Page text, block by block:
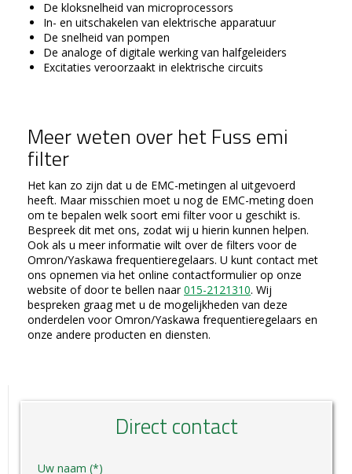
De kloksnelheid van microprocessors
In- en uitschakelen van elektrische apparatuur
De snelheid van pompen
De analoge of digitale werking van halfgeleiders
Excitaties veroorzaakt in elektrische circuits
Meer weten over het Fuss emi
filter
Het kan zo zijn dat u de EMC-metingen al uitgevoerd
heeft. Maar misschien moet u nog de EMC-meting doen
om te bepalen welk soort emi filter voor u geschikt is.
Bespreek dit met ons, zodat wij u hierin kunnen helpen.
Ook als u meer informatie wilt over de filters voor de
Omron/Yaskawa frequentieregelaars. U kunt contact met
ons opnemen via het online contactformulier op onze
website of door te bellen naar015-2121310. Wij
bespreken graag met u de mogelijkheden van deze
onderdelen voor Omron/Yaskawa frequentieregelaars en
onze andere producten en diensten.
Direct contact
Uw naam (*)